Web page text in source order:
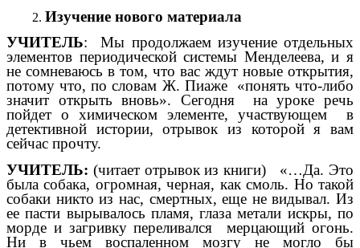
Изучение нового материала
УЧИТЕЛЬ: Мы продолжаем изучение отдельных
элементов периодической системы Менделеева, и я
не сомневаюсь в том, что вас ждут новые открытия,
потому что, по словам Ж. Пиаже «понять что-либо
значит открыть вновь». Сегодня на уроке речь
пойдет о химическом элементе, участвующем в
детективной истории, отрывок из которой я вам
сейчас прочту.
УЧИТЕЛЬ: (читает отрывок из книги) «…Да. Это
была собака, огромная, черная, как смоль. Но такой
собаки никто из нас, смертных, еще не видывал. Из
ее пасти вырывалось пламя, глаза метали искры, по
морде и загривку переливался мерцающий огонь.
Ни в чьем воспаленном мозгу не могло бы